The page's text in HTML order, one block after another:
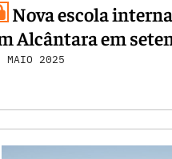
Nova escola
Alcântara em
MAIO 2025